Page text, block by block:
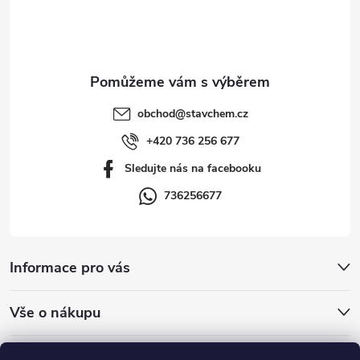
Informace pro vás
Vše o nákupu
obchod@stavchem.cz
+420 736 256 677
Sledujte nás na facebooku
736256677